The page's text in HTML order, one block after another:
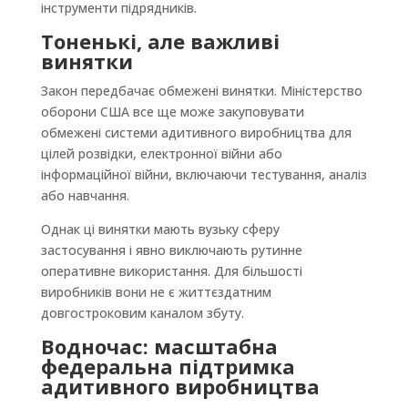
інструменти підрядників.
Тоненькі, але важливі
винятки
Закон передбачає обмежені винятки. Міністерство
оборони США все ще може закуповувати
обмежені системи адитивного виробництва для
цілей розвідки, електронної війни або
інформаційної війни, включаючи тестування, аналіз
або навчання.
Однак ці винятки мають вузьку сферу
застосування і явно виключають рутинне
оперативне використання. Для більшості
виробників вони не є життєздатним
довгостроковим каналом збуту.
Водночас: масштабна
федеральна підтримка
адитивного виробництва